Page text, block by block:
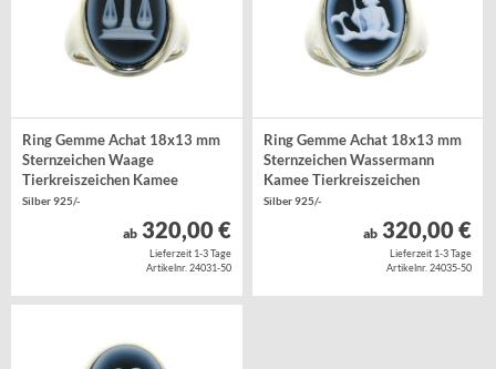
Ring Gemme Achat 18x13 mm
Sternzeichen Waage
Tierkreiszeichen Kamee
Silber 925/-
ab320,00 €
Lieferzeit 1-3 Tage
Artikelnr. 24031-50
Ring Gemme Achat 18x13 mm
Sternzeichen Wassermann
Kamee Tierkreiszeichen
Silber 925/-
ab 320,00 €
Lieferzeit 1-3 Tage
Artikelnr. 24035-50